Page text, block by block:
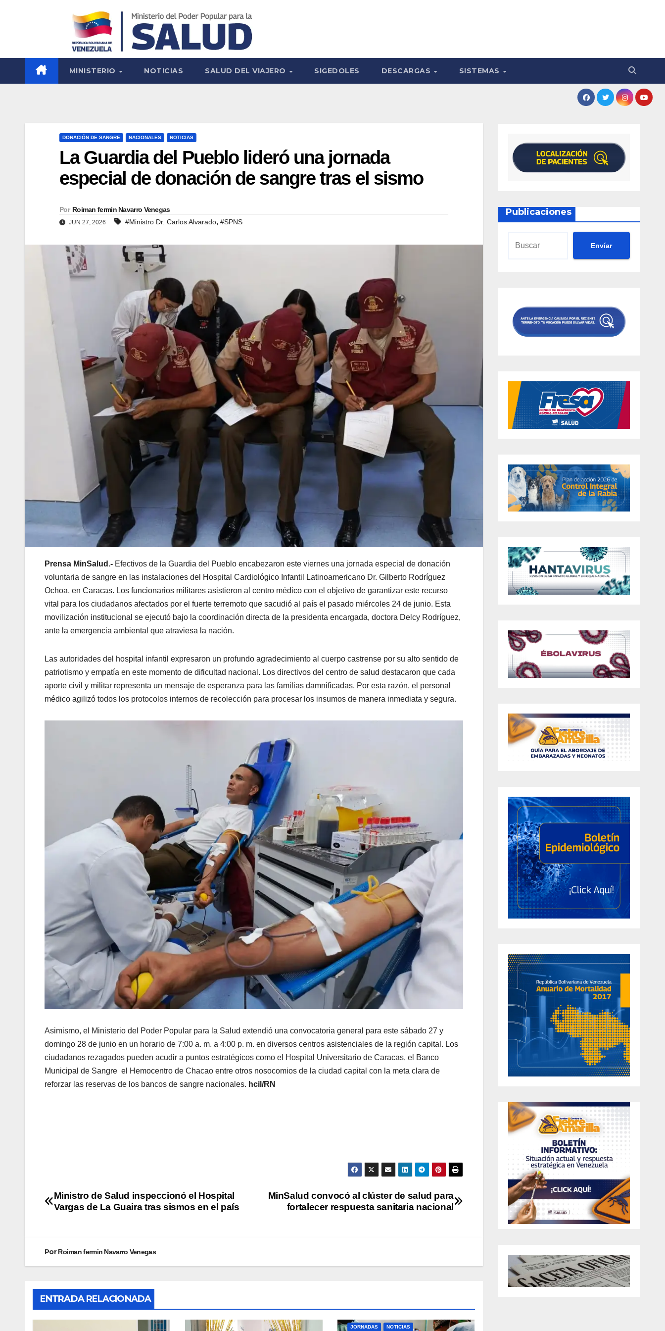
MINISTERIO NOTICIAS SALUD DEL VIAJERO SIGEDOLES DESCARGAS SISTEMAS
DONACIÓN DE SANGRE NACIONALES NOTICIAS
La Guardia del Pueblo lideró una jornada
especial de donación de sangre tras el sismo
Por Roiman fermin Navarro Venegas
JUN 27, 2026 #Ministro Dr. Carlos Alvarado, #SPNS
Prensa MinSalud.- Efectivos de la Guardia del Pueblo encabezaron este viernes una jornada especial de donación
voluntaria de sangre en las instalaciones del Hospital Cardiológico Infantil Latinoamericano Dr. Gilberto Rodríguez
Ochoa, en Caracas. Los funcionarios militares asistieron al centro médico con el objetivo de garantizar este recurso
vital para los ciudadanos afectados por el fuerte terremoto que sacudió al país el pasado miércoles 24 de junio. Esta
movilización institucional se ejecutó bajo la coordinación directa de la presidenta encargada, doctora Delcy Rodríguez,
ante la emergencia ambiental que atraviesa la nación.
Las autoridades del hospital infantil expresaron un profundo agradecimiento al cuerpo castrense por su alto sentido de
patriotismo y empatía en este momento de dificultad nacional. Los directivos del centro de salud destacaron que cada
aporte civil y militar representa un mensaje de esperanza para las familias damnificadas. Por esta razón, el personal
médico agilizó todos los protocolos internos de recolección para procesar los insumos de manera inmediata y segura.
Asimismo, el Ministerio del Poder Popular para la Salud extendió una convocatoria general para este sábado 27 y
domingo 28 de junio en un horario de 7:00 a. m. a 4:00 p. m. en diversos centros asistenciales de la región capital. Los
ciudadanos rezagados pueden acudir a puntos estratégicos como el Hospital Universitario de Caracas, el Banco
Municipal de Sangre el Hemocentro de Chacao entre otros nosocomios de la ciudad capital con la meta clara de
reforzar las reservas de los bancos de sangre nacionales. hcil/RN
MinSalud convocó al clúster de salud para
fortalecer respuesta sanitaria nacional
Ministro de Salud inspeccionó el Hospital
Vargas de La Guaira tras sismos en el país
PorRoiman fermin Navarro Venegas
ENTRADA RELACIONADA
JORNADAS
NOTICIAS
Publicaciones
Envíar